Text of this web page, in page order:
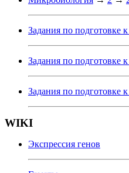
Задания по подготовке
Задания по подготовке
Задания по подготовке
WIKI
Экспрессия генов